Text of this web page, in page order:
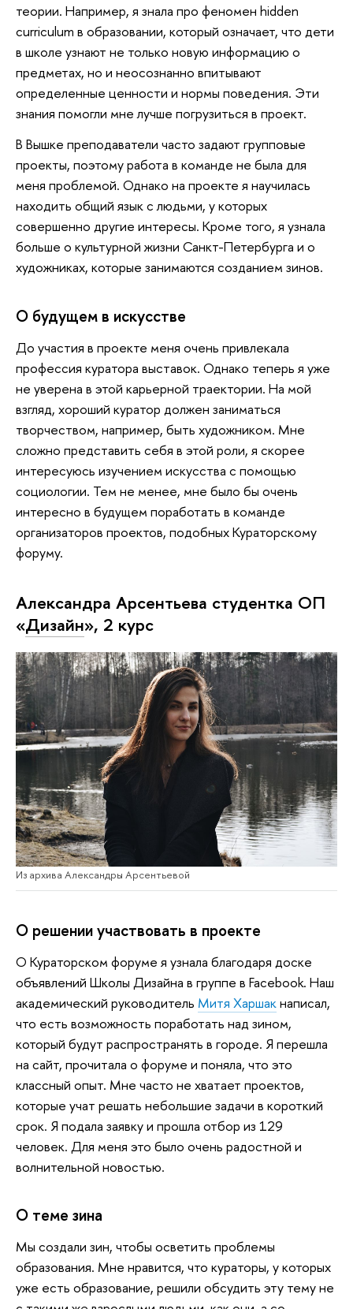
теории. Например, я знала про феномен hidden
curriculum в образовании, который означает, что дети
в школе узнают не только новую информацию о
предметах, но и неосознанно впитывают
определенные ценности и нормы поведения. Эти
знания помогли мне лучше погрузиться в проект.
В Вышке преподаватели часто задают групповые
проекты, поэтому работа в команде не была для
меня проблемой. Однако на проекте я научилась
находить общий язык с людьми, у которых
совершенно другие интересы. Кроме того, я узнала
больше о культурной жизни Санкт-Петербурга и о
художниках, которые занимаются созданием зинов.
О будущем в искусстве
До участия в проекте меня очень привлекала
профессия куратора выставок. Однако теперь я уже
не уверена в этой карьерной траектории. На мой
взгляд, хороший куратор должен заниматься
творчеством, например, быть художником. Мне
сложно представить себя в этой роли, я скорее
интересуюсь изучением искусства с помощью
социологии. Тем не менее, мне было бы очень
интересно в будущем поработать в команде
организаторов проектов, подобных Кураторскому
форуму.
Александра Арсентьева студентка ОП
«Дизайн», 2 курс
Из архива Александры Арсентьевой
О решении участвовать в проекте
О Кураторском форуме я узнала благодаря доске
объявлений Школы Дизайна в группе в Facebook. Наш
академический руководитель Митя Харшакнаписал,
что есть возможность поработать над зином,
который будут распространять в городе. Я перешла
на сайт, прочитала о форуме и поняла, что это
классный опыт. Мне часто не хватает проектов,
которые учат решать небольшие задачи в короткий
срок. Я подала заявку и прошла отбор из 129
человек. Для меня это было очень радостной и
волнительной новостью.
О теме зина
Мы создали зин, чтобы осветить проблемы
образования. Мне нравится, что кураторы, у которых
уже есть образование, решили обсудить эту тему не